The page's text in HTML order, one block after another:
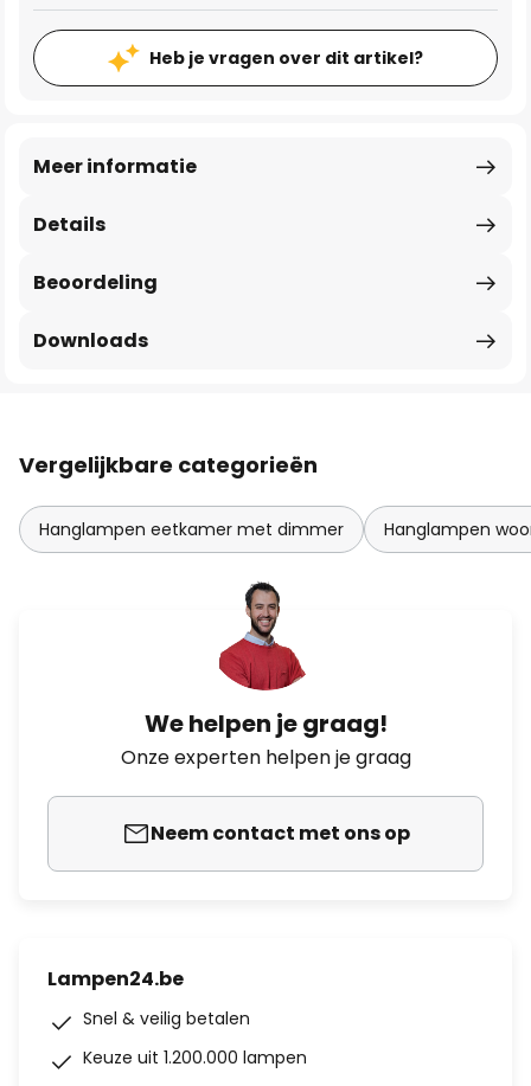
Heb je vragen over dit artikel?
Details
Meer informatie
Beoordeling
Downloads
Vergelijkbare categorieën
Hanglampen eetkamer met dimmer Hanglampen
We helpen je graag!
Onze experten helpen je graag
Neem contact met ons op
Lampen24.be
Snel & veilig betalen
Keuze uit 1.200.000 lampen